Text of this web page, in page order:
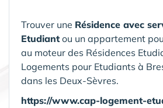
Trouver une Résidence avec
Etudiant ou un appartement
au moteur des Résidences
Logements pour Etudiants à
dans les Deux-Sèvres.
https://www.cap-logement-